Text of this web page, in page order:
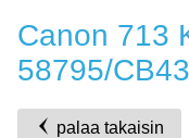
Canon 713
58795/
palaa takaisin